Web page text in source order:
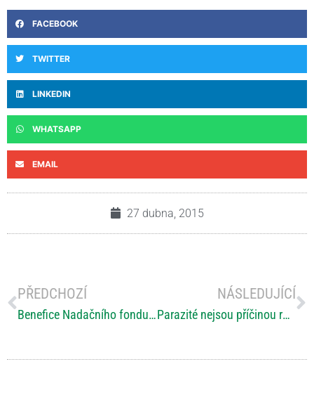
FACEBOOK
TWITTER
LINKEDIN
WHATSAPP
EMAIL
27 dubna, 2015
PŘEDCHOZÍ
Benefice Nadačního fondu IMPULS na roztroušenou sklerózu vynesla více než 481 tisíc korun
NÁSLEDUJÍCÍ
Parazité nejsou příčinou roztroušené sklerózy